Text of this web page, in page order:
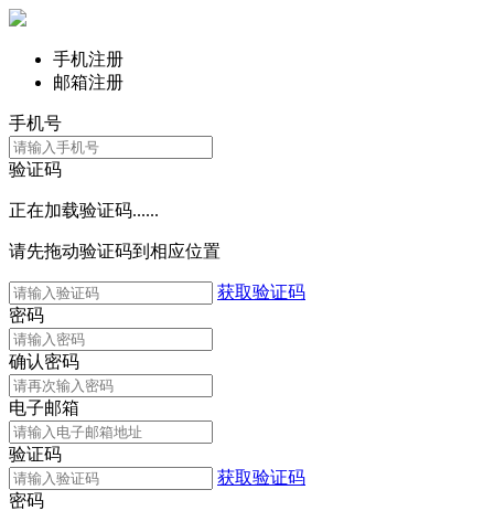
手机注册
邮箱注册
手机号
验证码
正在加载验证码......
请先拖动验证码到相应位置
获取验证码
密码
确认密码
电子邮箱
验证码
获取验证码
密码